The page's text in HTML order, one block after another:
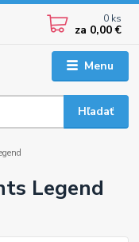
Menu
Hľadať
0 ks
za 0,00 €
Legend